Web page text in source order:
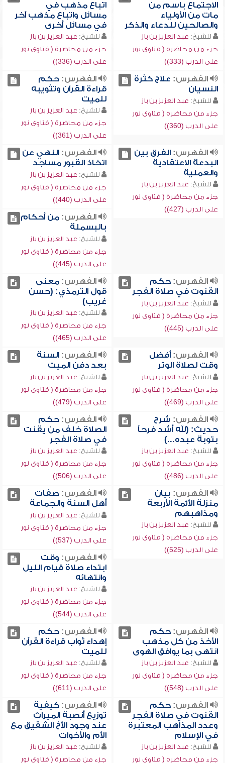
الاجتماع باسم من
مات من الأولياء
والصالحين للدعاء والذكر
للشيخ: عبد العزيز بن باز
جزء من محاضرة ( فتاوى نور
على الدرب (333))
اتباع مذهب في
مسائل واتباع مذهب آخر
في مسائل أخرى
للشيخ: عبد العزيز بن باز
جزء من محاضرة ( فتاوى نور
على الدرب (336))
الفهرس: علاج كثرة
النسيان
للشيخ: عبد العزيز بن باز
جزء من محاضرة ( فتاوى نور
على الدرب (360))
الفهرس:حكم
قراءة القرآن وتثويبه
للميت
للشيخ: عبد العزيز بن باز
جزء من محاضرة ( فتاوى نور
على الدرب (361))
الفهرس:الفرق بين
البدعة الاعتقادية
والعملية
للشيخ: عبد العزيز بن باز
جزء من محاضرة ( فتاوى نور
على الدرب (427))
الفهرس:النهي عن
اتخاذ القبور مساجد
للشيخ: عبد العزيز بن باز
جزء من محاضرة ( فتاوى نور
على الدرب (440))
الفهرس:من أحكام
بالبسملة
للشيخ: عبد العزيز بن باز
جزء من محاضرة ( فتاوى نور
على الدرب (445))
الفهرس:حكم
القنوت في صلاة الفجر
للشيخ: عبد العزيز بن باز
جزء من محاضرة ( فتاوى نور
على الدرب (445))
الفهرس:معنى
قول الترمذي: (حسن
غريب)
للشيخ: عبد العزيز بن باز
جزء من محاضرة ( فتاوى نور
على الدرب (465))
الفهرس:أفضل
وقت لصلاة الوتر
للشيخ: عبد العزيز بن باز
جزء من محاضرة ( فتاوى نور
على الدرب (469))
الفهرس:السنة
بعد دفن الميت
للشيخ: عبد العزيز بن باز
جزء من محاضرة ( فتاوى نور
على الدرب (479))
الفهرس: شرح
حديث: (لله أشد فرحاً
بتوبة عبده...)
للشيخ: عبد العزيز بن باز
جزء من محاضرة ( فتاوى نور
على الدرب (486))
الفهرس:حكم
الصلاة خلف من يقنت
في صلاة الفجر
للشيخ: عبد العزيز بن باز
جزء من محاضرة ( فتاوى نور
على الدرب (506))
الفهرس: بيان
منزلة الأئمة الأربعة
ومذاهبهم
للشيخ: عبد العزيز بن باز
جزء من محاضرة ( فتاوى نور
على الدرب (525))
الفهرس: صفات
أهل السنة والجماعة
للشيخ: عبد العزيز بن باز
جزء من محاضرة ( فتاوى نور
على الدرب (537))
الفهرس: وقت
ابتداء صلاة قيام الليل
وانتهائه
للشيخ: عبد العزيز بن باز
جزء من محاضرة ( فتاوى نور
على الدرب (544))
الفهرس:حكم
الأخذ من كل مذهب
انتهى بما يوافق الهوى
للشيخ: عبد العزيز بن باز
جزء من محاضرة ( فتاوى نور
على الدرب (548))
الفهرس:حكم
إهداء ثواب قراءة القرآن
للميت
للشيخ: عبد العزيز بن باز
جزء من محاضرة ( فتاوى نور
على الدرب (611))
الفهرس:حكم
القنوت في صلاة الفجر
وعدد المذاهب المعتبرة
في الإسلام
للشيخ: عبد العزيز بن باز
جزء من محاضرة ( فتاوى نور
الفهرس:كيفية
توزيع أنصبة الميراث
عند وجود الأخ الشقيق مع
الأم والأخوات
للشيخ: عبد العزيز بن باز
جزء من محاضرة ( فتاوى نور